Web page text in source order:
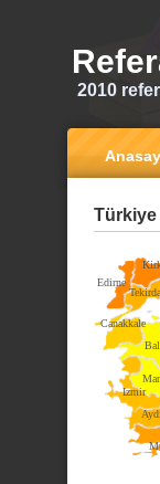
2010
Türkiye
Edirne
Canakkale
Izmir